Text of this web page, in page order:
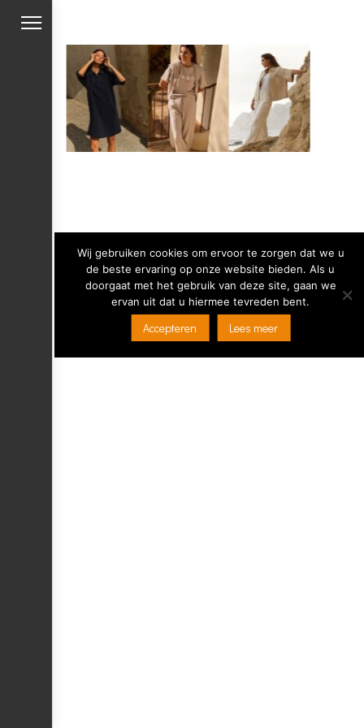
Copyright 2019 Mensink Mode -Privacy verklaring
Ontwikkeld door Best4u Group B.V.
Wij gebruiken cookies om ervoor te zorgen dat we u
de beste ervaring op onze website bieden. Als u
doorgaat met het gebruik van deze site, gaan we
ervan uit dat u hiermee tevreden bent.
Accepteren Lees meer